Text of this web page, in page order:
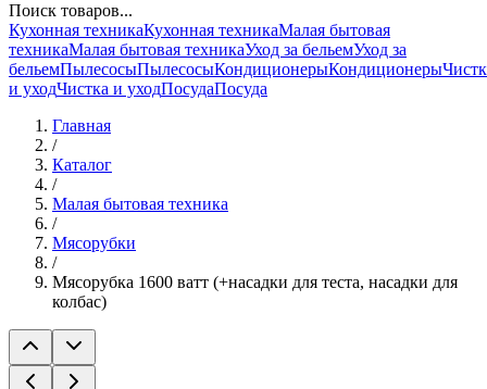
Поиск товаров...
Кухонная техникаКухонная техникаМалая бытовая
техникаМалая бытовая техникаУход за бельемУход за
бельемПылесосыПылесосыКондиционерыКондиционеры
и уходЧистка и уходПосудаПосуда
Главная
/
Каталог
/
Малая бытовая техника
/
Мясорубки
/
Мясорубка 1600 ватт (+насадки для теста, насадки для
колбас)